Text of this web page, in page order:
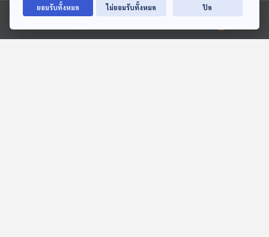
Ⓒ 2020 องค์การกระจายเสียงและแพร่ภาพสาธารณะแห่งประเทศไทย
04:21
EP. 170: ปุณณวิช ประจาย
04:21
EP. 6: ล่องไพร เสือกึ่ง
ยอมรับทั้งหมด ไม่ยอมรับทั้งหมด ปิด